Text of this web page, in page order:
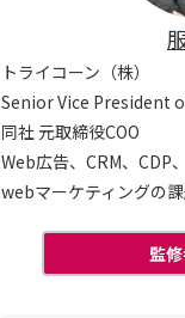
トライコーン（株）
Senior Vice President
同社 元取締役COO
Web広告、CRM、CDP
webマーケティングの課
監